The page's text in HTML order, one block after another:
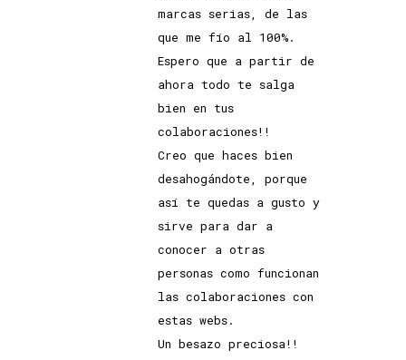
marcas serias, de las
que me fío al 100%.
Espero que a partir de
ahora todo te salga
bien en tus
colaboraciones!!
Creo que haces bien
desahogándote, porque
así te quedas a gusto y
sirve para dar a
conocer a otras
personas como funcionan
las colaboraciones con
estas webs.
Un besazo preciosa!!